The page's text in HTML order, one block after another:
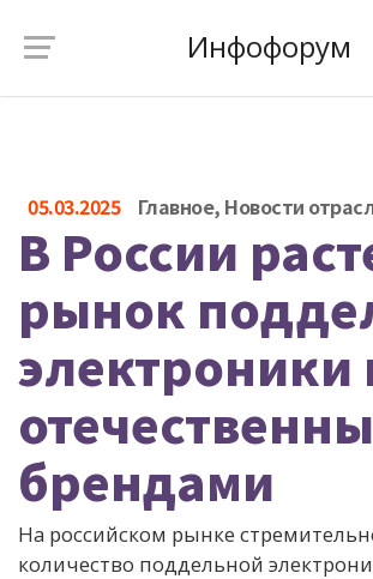
Инфофорум
05.03.2025 Главное, Новости
В России
рынок
электроники
брендами
На российском рынке
количество поддельной